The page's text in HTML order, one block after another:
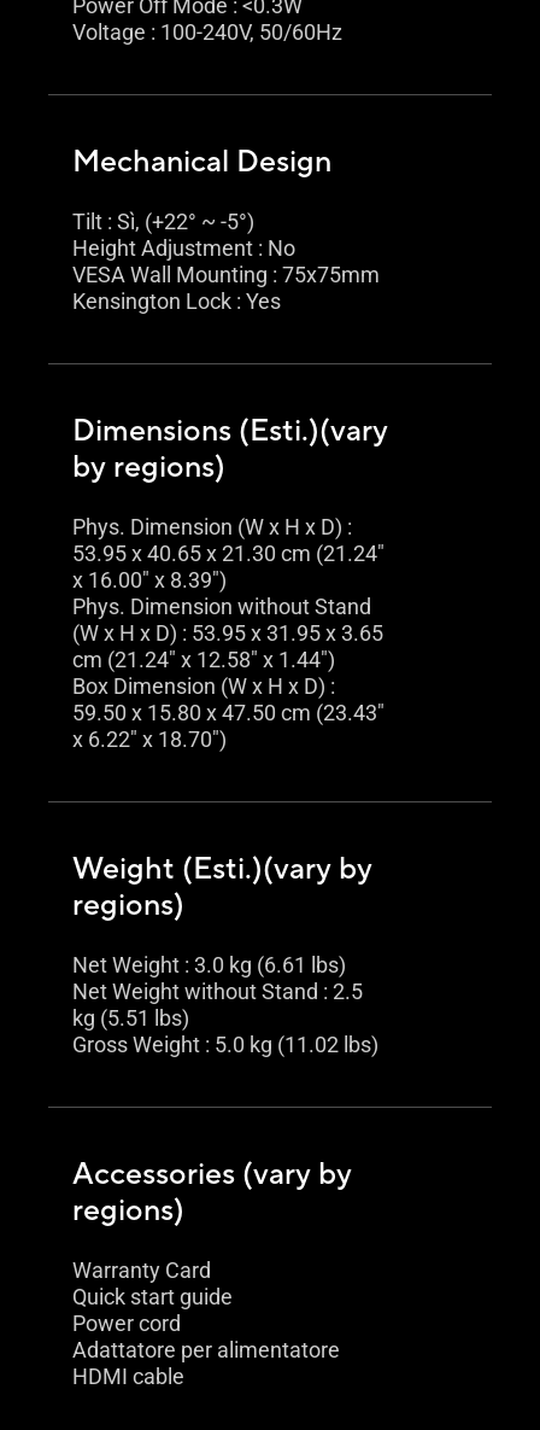
Power Off Mode : <0.3W
Voltage : 100-240V, 50/60Hz
Mechanical Design
Tilt : Sì, (+22° ~ -5°)
Height Adjustment : No
VESA Wall Mounting : 75x75mm
Kensington Lock : Yes
Dimensions (Esti.)(vary
by regions)
Phys. Dimension (W x H x D) :
53.95 x 40.65 x 21.30 cm (21.24"
x 16.00" x 8.39")
Phys. Dimension without Stand
(W x H x D) : 53.95 x 31.95 x 3.65
cm (21.24" x 12.58" x 1.44")
Box Dimension (W x H x D) :
59.50 x 15.80 x 47.50 cm (23.43"
x 6.22" x 18.70")
Weight (Esti.)(vary by
regions)
Net Weight : 3.0 kg (6.61 lbs)
Net Weight without Stand : 2.5
kg (5.51 lbs)
Gross Weight : 5.0 kg (11.02 lbs)
Accessories (vary by
regions)
Warranty Card
Quick start guide
Power cord
Adattatore per alimentatore
HDMI cable